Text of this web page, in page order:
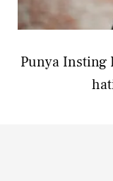
Punya Insting